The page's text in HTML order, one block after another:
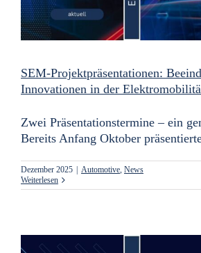
SEM-Projektpräsentationen:
Innovationen in der
Zwei Präsentationstermine – ein
Bereits Anfang Oktober
Dezember 2025 Automotive, News
Weiterlesen